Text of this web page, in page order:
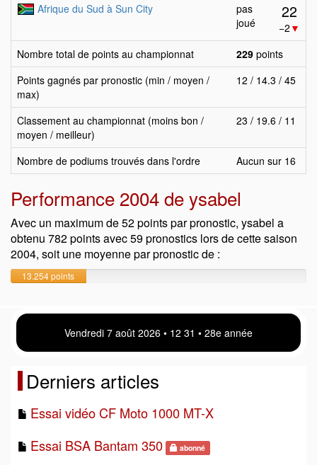
Afrique du Sud à Sun City
pas
joué
22
−2 ▼
Nombre total de points au championnat
229 points
Points gagnés par pronostic (min / moyen /
max)
12 / 14.3 / 45
Classement au championnat (moins bon /
moyen / meilleur)
23 / 19.6 / 11
Nombre de podiums trouvés dans l'ordre Aucun sur 16
Performance 2004 de ysabel
Avec un maximum de 52 points par pronostic, ysabel a
obtenu 782 points avec 59 pronostics lors de cette saison
2004, soit une moyenne par pronostic de :
13.254 points
Vendredi 7 août 2026 • 12 31 • 28e année
Derniers articles
Essai vidéo CF Moto 1000 MT-X
Essai BSA Bantam 350
abonné